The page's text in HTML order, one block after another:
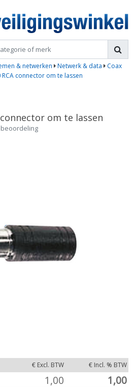
& netwerken Netwerk & data
Coax
connector om te lassen
om te lassen
€ Excl. BTW € Incl. % BTW
1,00 1,00